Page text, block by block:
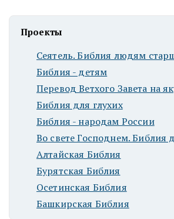
Проекты
Сеятель. Библия людям
Библия - детям
Перевод Ветхого Завета на
Библия для глухих
Библия - народам России
Во свете Господнем. Библия
Алтайская Библия
Бурятская Библия
Осетинская Библия
Башкирская Библия